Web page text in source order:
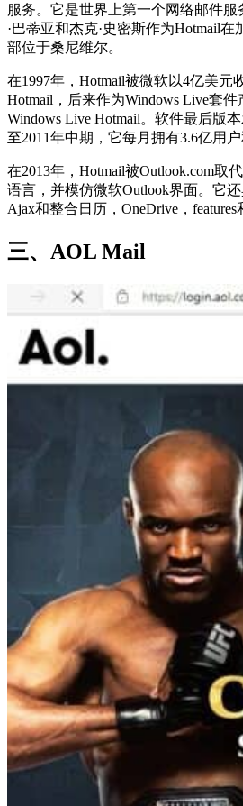
服务。它是世界上第一个网络邮件服
·巴蒂亚和杰克·史密斯作为Hotmail
部位于桑尼维尔。
在1997年，Hotmail被微软以4亿美元
Hotmail，后来作为Windows Live套
Windows Live Hotmail。软件最后版
至2011年中期，它每月拥有3.6亿用户
在2013年，Hotmail被Outlook.com取
语言，并模仿微软Outlook界面。它
Ajax和整合日历，OneDrive，features
三、AOL Mail